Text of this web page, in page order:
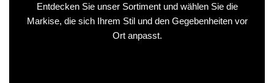
Entdecken Sie unser Sortiment und wählen Sie die
Markise, die sich Ihrem Stil und den Gegebenheiten vor
Ort anpasst.